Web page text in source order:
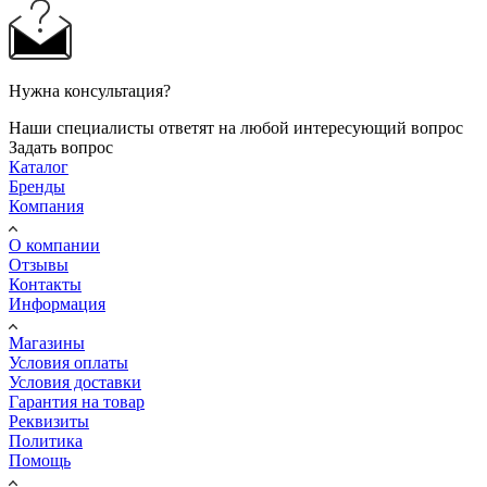
Нужна консультация?
Наши специалисты ответят на любой интересующий вопрос
Задать вопрос
Каталог
Бренды
Компания
О компании
Отзывы
Контакты
Информация
Магазины
Условия оплаты
Условия доставки
Гарантия на товар
Реквизиты
Политика
Помощь